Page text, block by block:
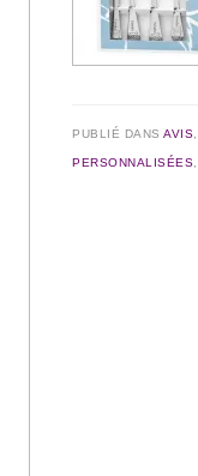
PUBLIÉ DANSAVIS
PERSONNALISÉES